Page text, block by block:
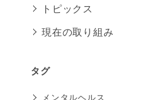
トピックス
現在の取り組み
タグ
メンタルヘルス